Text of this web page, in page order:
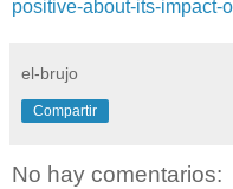
positive-about-its-impact-
el-brujo
Compartir
No hay comentarios: